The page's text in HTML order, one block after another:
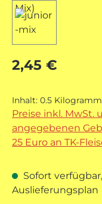
Regulärer Preis:
2,45 €
Inhalt: 0.5 Kilogramm
Preise inkl. MwSt.
angegebenen
25 Euro an TK-
Sofort
Auslieferungsplan